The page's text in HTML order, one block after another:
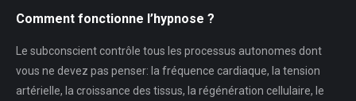
Comment fonctionne l’hypnose ?
Le subconscient contrôle tous les processus autonomes dont
vous ne devez pas penser: la fréquence cardiaque, la tension
artérielle, la croissance des tissus, la régénération cellulaire, le